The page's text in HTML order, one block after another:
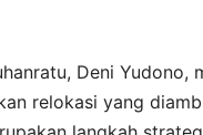
Deni Yudono,
relokasi yang